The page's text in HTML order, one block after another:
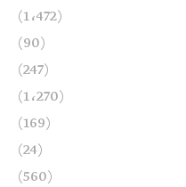
(1٬472)
(90)
(247)
(1٬270)
(169)
(24)
(560)